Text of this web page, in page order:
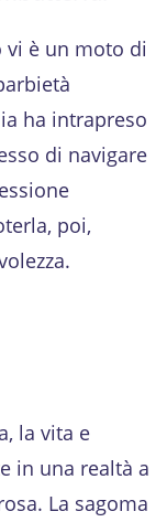
vi è un moto di
ha intrapreso
di navigare
poi,
la vita e
in una realtà a
La sagoma